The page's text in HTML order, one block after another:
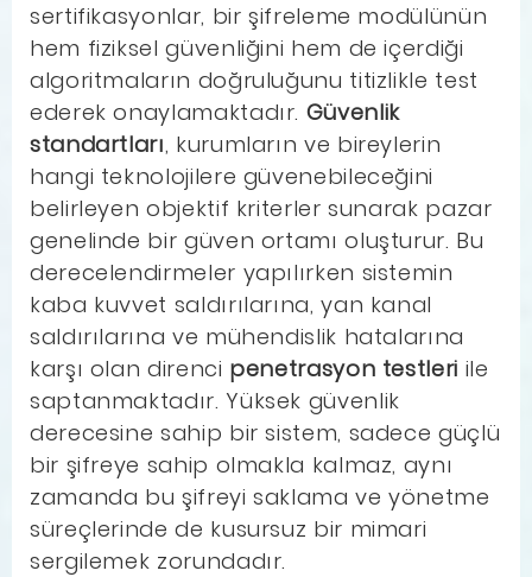
sertifikasyonlar, bir şifreleme modülünün
hem fiziksel güvenliğini hem de içerdiği
algoritmaların doğruluğunu titizlikle test
ederek onaylamaktadır. Güvenlik
standartları, kurumların ve bireylerin
hangi teknolojilere güvenebileceğini
belirleyen objektif kriterler sunarak pazar
genelinde bir güven ortamı oluşturur. Bu
derecelendirmeler yapılırken sistemin
kaba kuvvet saldırılarına, yan kanal
saldırılarına ve mühendislik hatalarına
karşı olan direnci penetrasyon testleri ile
saptanmaktadır. Yüksek güvenlik
derecesine sahip bir sistem, sadece güçlü
bir şifreye sahip olmakla kalmaz, aynı
zamanda bu şifreyi saklama ve yönetme
süreçlerinde de kusursuz bir mimari
sergilemek zorundadır.